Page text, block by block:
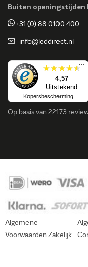
Buiten openingstijden
+31 (0) 88 0100 400
info@leddirect.nl
4,57
Uitstekend
...
Kopersbescherming
Op basis van 22173
Algemene
Voorwaarden Zakelijk